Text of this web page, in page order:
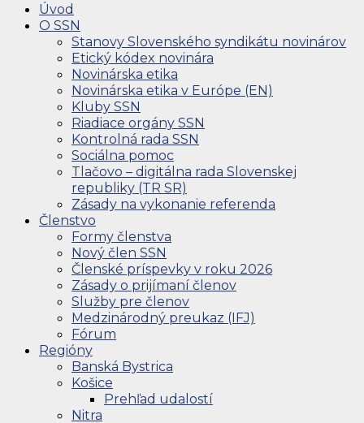
Úvod
O SSN
Stanovy Slovenského syndikátu novinárov
Etický kódex novinára
Novinárska etika
Novinárska etika v Európe (EN)
Kluby SSN
Riadiace orgány SSN
Kontrolná rada SSN
Sociálna pomoc
Tlačovo – digitálna rada Slovenskej
republiky (TR SR)
Zásady na vykonanie referenda
Členstvo
Formy členstva
Nový člen SSN
Členské príspevky v roku 2026
Zásady o prijímaní členov
Služby pre členov
Medzinárodný preukaz (IFJ)
Fórum
Regióny
Banská Bystrica
Košice
Prehľad udalostí
Nitra